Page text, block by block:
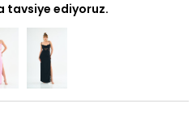
tavsiye ediyoruz.